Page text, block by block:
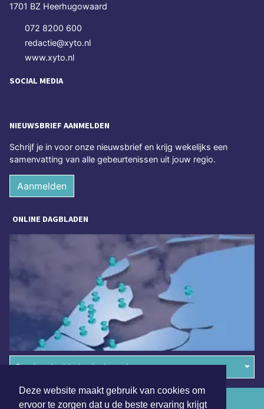
Deze website maakt gebruik van cookies om
ervoor te zorgen dat u de beste ervaring krijgt
1701 BZ Heerhugowaard
072 8200 600
redactie@xyto.nl
www.xyto.nl
SOCIAL MEDIA
NIEUWSBRIEF AANMELDEN
Schrijf je in voor onze nieuwsbrief en krijg wekelijks een
samenvatting van alle gebeurtenissen uit jouw regio.
Aanmelden
ONLINE DAGBLADEN
Overige dagbladen in de regio
Algemene voorwaarden